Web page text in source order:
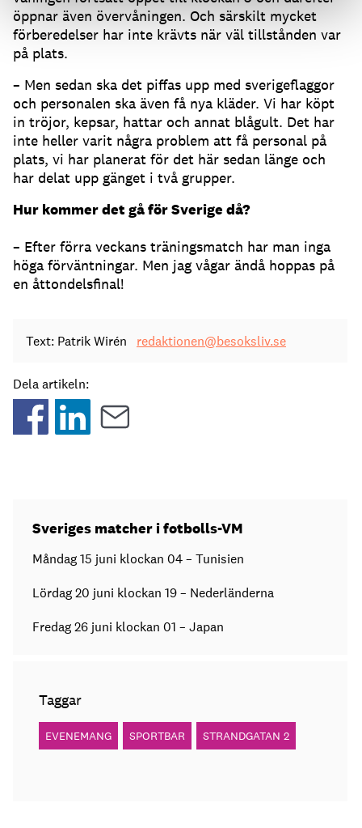
öppnar även övervåningen. Och särskilt mycket
förberedelser har inte krävts när väl tillstånden var
på plats.
– Men sedan ska det piffas upp med sverigeflaggor
och personalen ska även få nya kläder. Vi har köpt
in tröjor, kepsar, hattar och annat blågult. Det har
inte heller varit några problem att få personal på
plats, vi har planerat för det här sedan länge och
har delat upp gänget i två grupper.
Hur kommer det gå för Sverige då?
– Efter förra veckans träningsmatch har man inga
höga förväntningar. Men jag vågar ändå hoppas på
en åttondelsfinal!
Text: Patrik Wirén redaktionen@besoksliv.se
Dela artikeln:
Sveriges matcher i fotbolls-VM
Måndag 15 juni klockan 04 – Tunisien
Lördag 20 juni klockan 19 – Nederländerna
Fredag 26 juni klockan 01 – Japan
Taggar
EVENEMANG SPORTBAR STRANDGATAN 2